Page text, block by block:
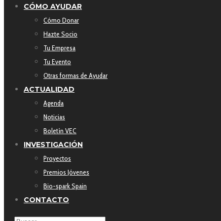
CÓMO AYUDAR
Cómo Donar
Hazte Socio
Tu Empresa
Tu Evento
Otras formas de Ayudar
ACTUALIDAD
Agenda
Noticias
Boletín VEC
INVESTIGACIÓN
Proyectos
Premios Jóvenes
Bio-spark Spain
CONTACTO